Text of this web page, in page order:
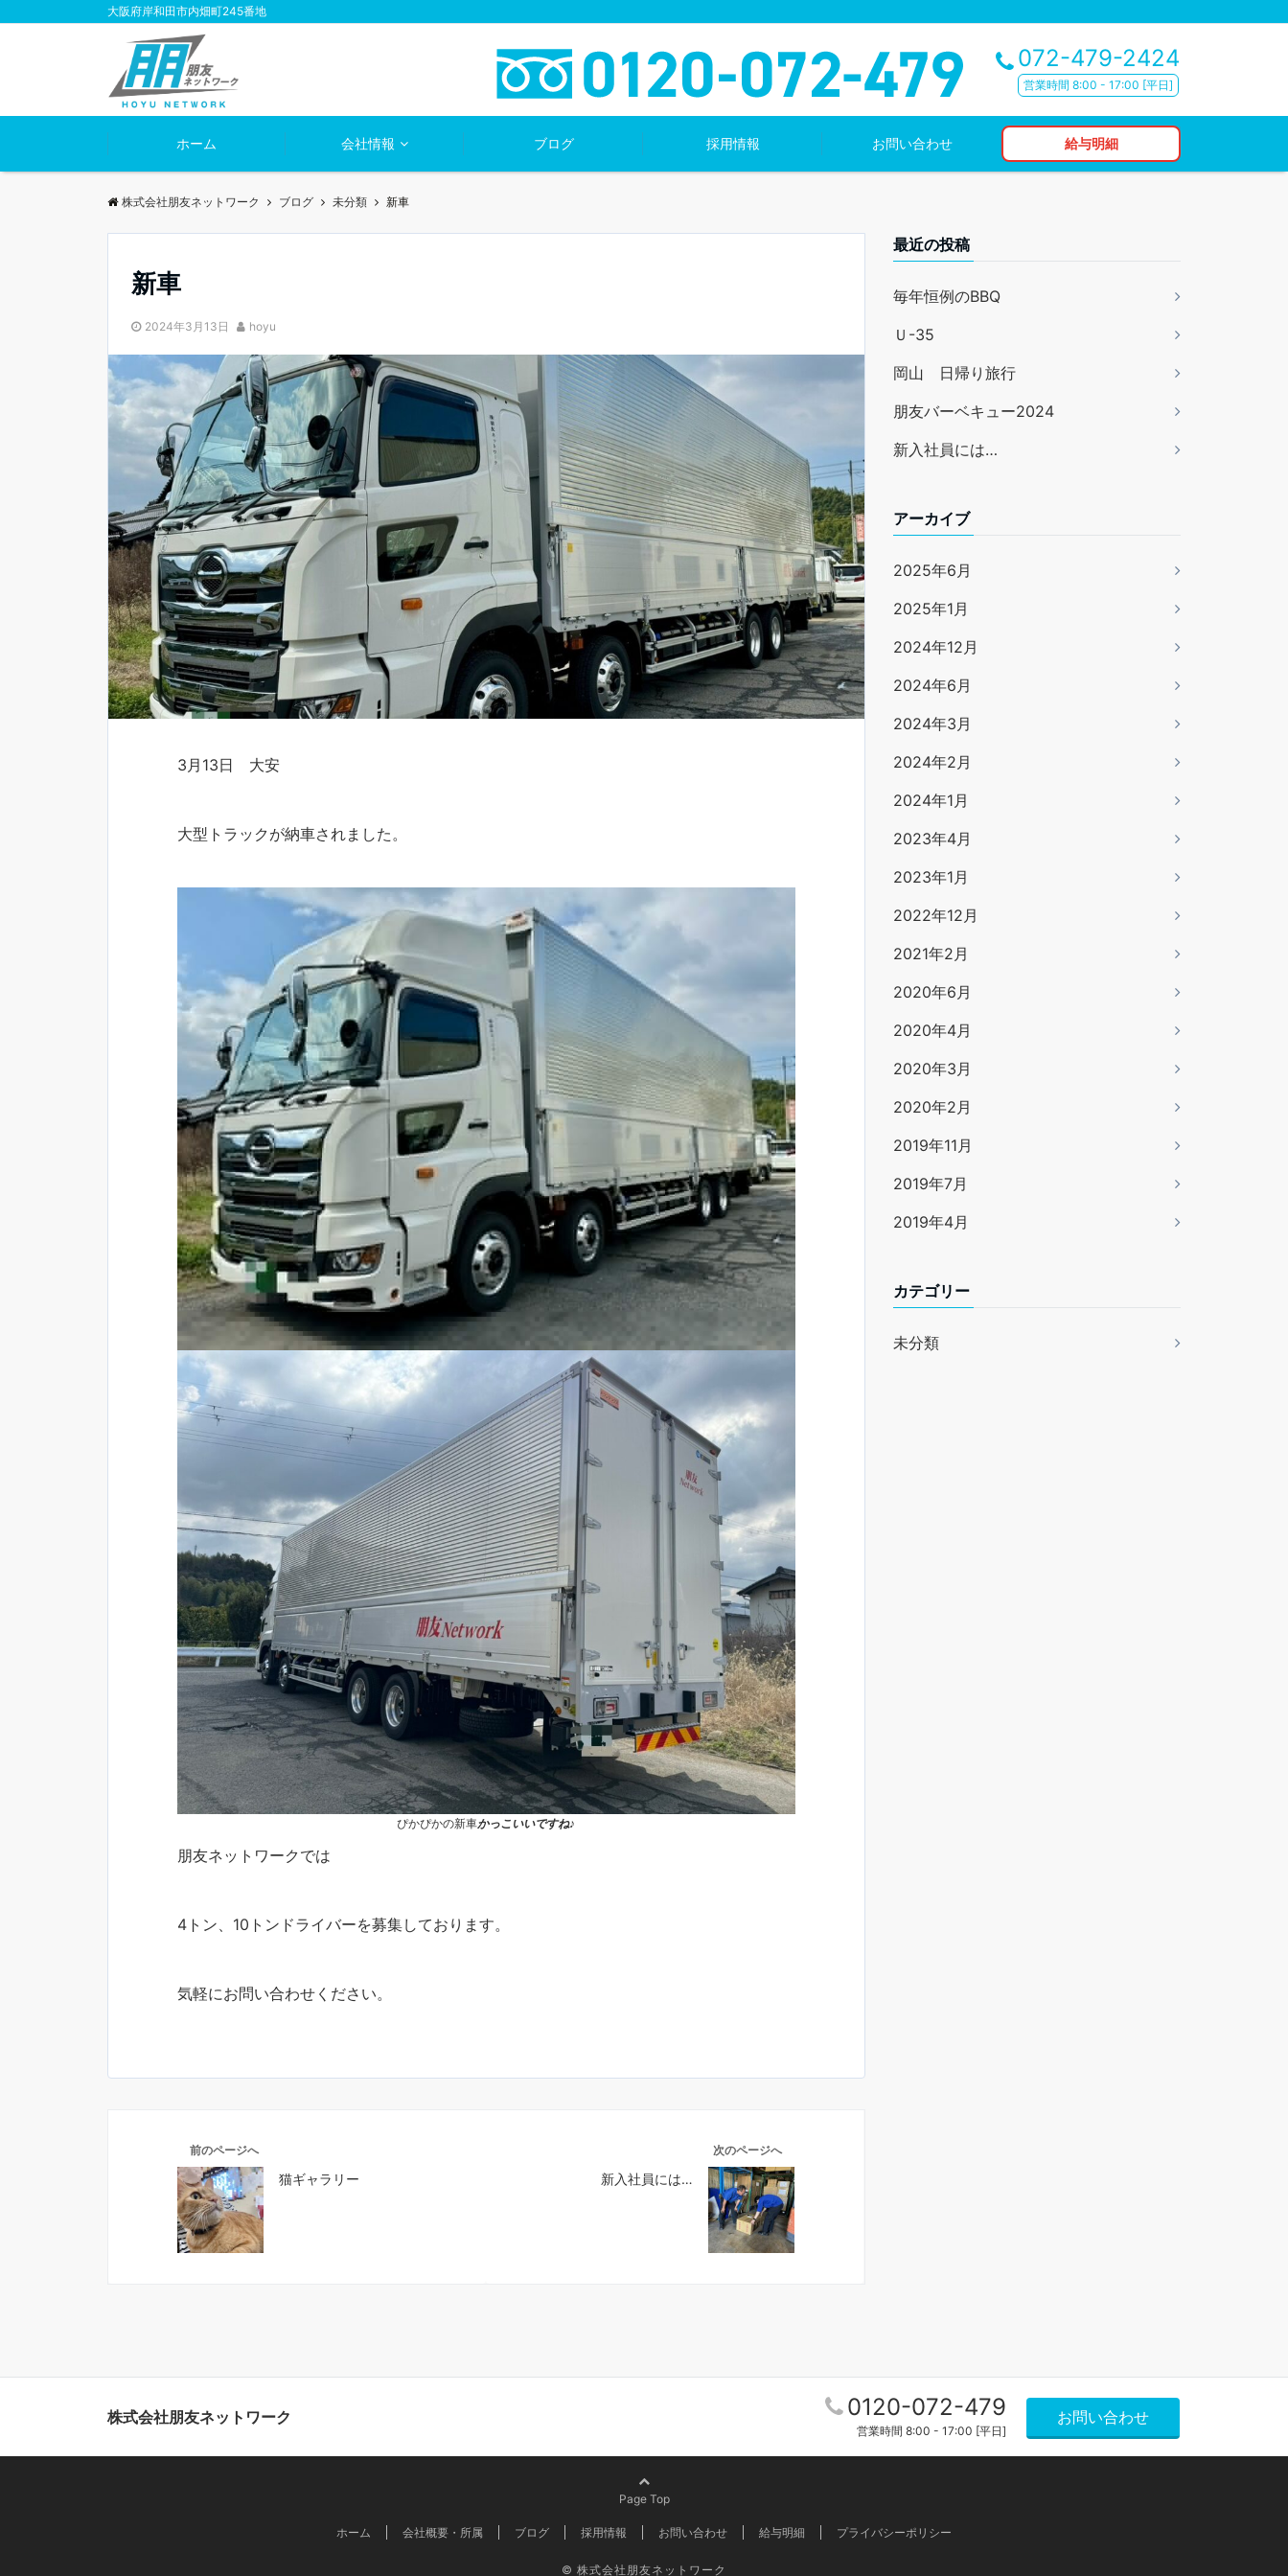
大阪府岸和田市内畑町245番地
072-479-2424
営業時間 8:00 - 17:00 [平日]
ホーム 会社情報 ブログ 採用情報 お問い合わせ 給与明細
株式会社朋友ネットワーク ブログ 未分類 新車
新車
2024年3月13日 hoyu
3月13日 大安
大型トラックが納車されました。
ぴかぴかの新車かっこいいですね♪
朋友ネットワークでは
4トン、10トンドライバーを募集しております。
気軽にお問い合わせください。
前のページへ
猫ギャラリー
次のページへ
新入社員には…
最近の投稿
毎年恒例のBBQ
Ｕ-35
岡山 日帰り旅行
朋友バーベキュー2024
新入社員には…
アーカイブ
2025年6月
2025年1月
2024年12月
2024年6月
2024年3月
2024年2月
2024年1月
2023年4月
2023年1月
2022年12月
2021年2月
2020年6月
2020年4月
2020年3月
2020年2月
2019年11月
2019年7月
2019年4月
カテゴリー
未分類
株式会社朋友ネットワーク 0120-072-479
営業時間 8:00 - 17:00 [平日]
お問い合わせ
Page Top
ホーム 会社概要・所属 ブログ 採用情報 お問い合わせ 給与明細 プライバシーポリシー
© 株式会社朋友ネットワーク